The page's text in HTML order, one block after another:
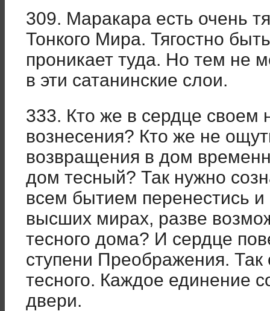
309. Маракара есть очень
Тонкого Мира. Тягостно
проникает туда. Но тем не
в эти сатанинские слои.
333. Кто же в сердце своем
вознесения? Кто же не
возвращения в дом
дом тесный? Так нужно
всем бытием перенестись
высших мирах, разве
тесного дома? И сердце
ступени Преображения.
тесного. Каждое единение
двери.